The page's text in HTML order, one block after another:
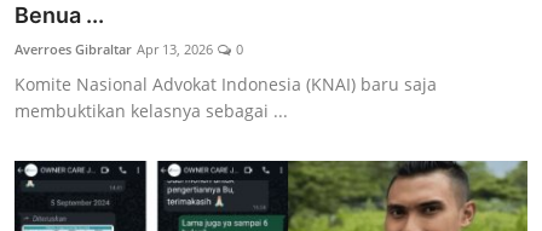
Benua ...
Averroes Gibraltar Apr 13, 2026 0
Komite Nasional Advokat Indonesia (KNAI) baru saja
membuktikan kelasnya sebagai ...